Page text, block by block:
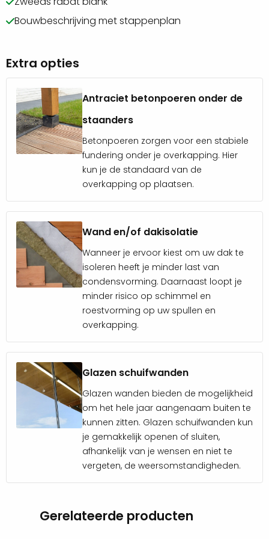
onbehandelde uitstraling. Dit zorgt ervoor dat alle
Het basis houtpakket bestaat uit:
Staanders
Liggers
Dakdragers
Dakplanken
Boeiplanken
Beits:
Je kunt ervoor kiezen om het douglas hout te
behandelen metbeits. Door middel van beits behoud
je langer de kleur van het hout, voorkom je vergrijzing,
schimmelvorming, algenbloei en wespenaantasting.
Zwarte beits heeft dezelfde werking, daarnaast geeft
het ook een diepzwarte kleur aan het hout.
Voor vragen kun je altijd contact met ons opnemen.
Onze specialisten kunnen jou ook vertellen hoe je dit
standaard houtpakket kunt aanpassen naar jouw
wensen. Daarnaast bieden wij ook
maatwerkoverkappingen.
Upgrade je plat dak met Schuur
Buitenwanden uitgevoerd met zwart rabat
Bouwbeschrijving met stappenplan
Extra opties
Antraciet betonpoeren onder de
staanders
Betonpoeren zorgen voor een stabiele
fundering onder je overkapping. Hier
kun je de standaard van de
overkapping op plaatsen.
Wand en/of dakisolatie
Wanneer je ervoor kiest om uw dak te
isoleren heeft je minder last van
condensvorming. Daarnaast loopt je
minder risico op schimmel en
roestvorming op uw spullen en
overkapping.
Glazen schuifwanden
Glazen wanden bieden de mogelijkheid
om het hele jaar aangenaam buiten te
kunnen zitten. Glazen schuifwanden kun
je gemakkelijk openen of sluiten,
afhankelijk van je wensen en niet te
vergeten, de weersomstandigheden.
Gerelateerde producten